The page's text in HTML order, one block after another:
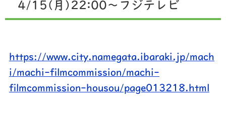
4/15(月)22:00～フジテレビ
https://www.city.namegata.ibaraki.jp/mach
i/machi-filmcommission/machi-
filmcommission-housou/page013218.html